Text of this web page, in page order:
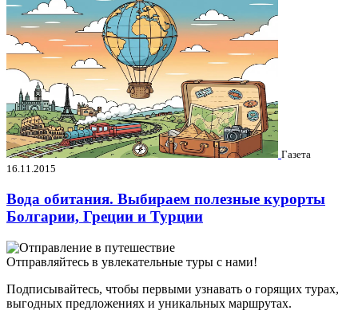
Газета
16.11.2015
Вода обитания. Выбираем полезные курорты
Болгарии, Греции и Турции
Отправляйтесь в увлекательные туры с нами!
Подписывайтесь, чтобы первыми узнавать о горящих турах,
выгодных предложениях и уникальных маршрутах.